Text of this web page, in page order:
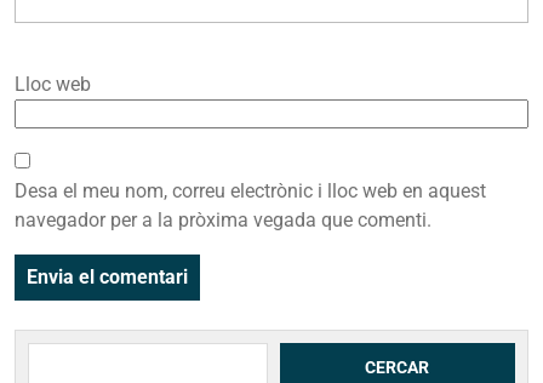
Lloc web
Desa el meu nom, correu electrònic i lloc web en aquest
navegador per a la pròxima vegada que comenti.
CERCAR